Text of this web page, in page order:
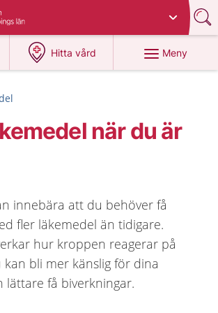
1177region
Hitta vård
på 1177.se
Meny
när du är
innebära att du behöver få
fler läkemedel än tidigare.
hur kroppen reagerar på
kan bli mer känslig för dina
lättare få biverkningar.